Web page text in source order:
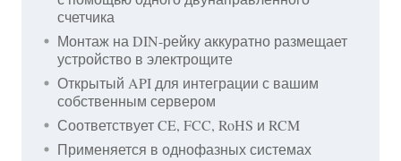
счетчика
Монтаж на DIN-рейку аккуратно размещает
устройство в электрощите
Открытый API для интеграции с вашим
собственным сервером
Соответствует CE, FCC, RoHS и RCM
Применяется в однофазных системах